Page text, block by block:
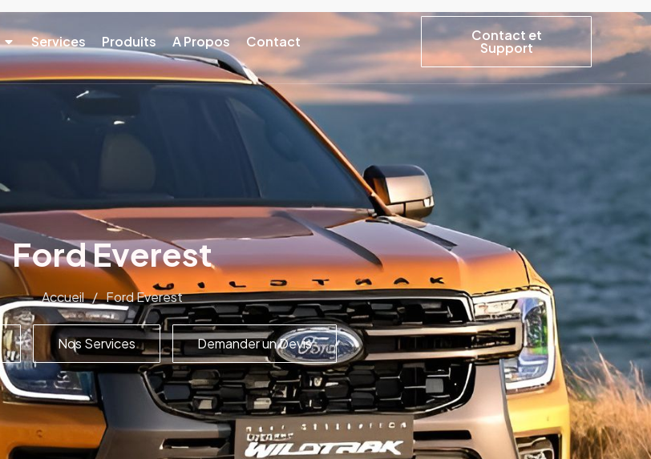
Services Produits A Propos Contact Contact et
Support
Ford Everest
Accueil / Ford Everest
Nos Services Demander un Devis